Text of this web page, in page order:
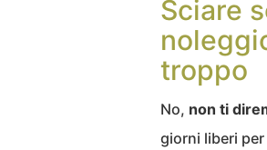
Sciare
troppo
No, non ti
giorni liberi